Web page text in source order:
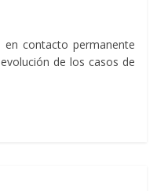
en contacto permanente
de los casos de